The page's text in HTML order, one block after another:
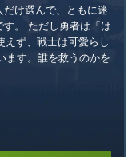
だけ選んで、ともに迷
。 ただし勇者は「は
ず、戦士は可愛らし
ます。誰を救うのかを